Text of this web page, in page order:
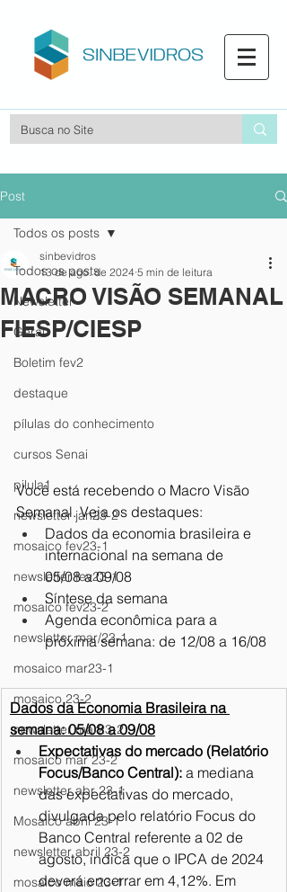
Post
Todos os posts
Newsletter
Geral
Boletim fev2
destaque
pílulas do conhecimento
cursos Senai
pilula1
newsletter jan23-2
mosaico fev23-1
newsletter fev23-1
mosaico fev23-2
newsletter mar/23-1
mosaico mar23-1
mosaico 23-2
newsletter mar23-2
mosaico mar 23-2
newsletter abr 23-1
Mosaico abril 23-1
newsletter abril 23-2
mosaico maio 23-1
Todos os posts
MACRO VISÃO SEMANAL
FIESP/CIESP
sinbevidros
13 de ago. de 2024 5 min de leitura
Você está recebendo o Macro Visão
Semanal. Veja os destaques:
Dados da economia brasileira e
internacional na semana de
05/08 a 09/08
Síntese da semana
Agenda econômica para a
próxima semana: de 12/08 a 16/08
Dados da Economia Brasileira na
semana: 05/08 a 09/08
Expectativas do mercado (Relatório
Focus/Banco Central): a mediana
das expectativas do mercado,
divulgada pelo relatório Focus do
Banco Central referente a 02 de
agosto, indica que o IPCA de 2024
deverá encerrar em 4,12%. Em